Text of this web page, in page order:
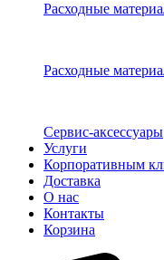
Расходные
Расходные
Сервис-аксессуары
Услуги
Корпоративным
Доставка
О нас
Контакты
Корзина